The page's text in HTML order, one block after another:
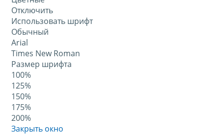
Отключить
Использовать шрифт
Обычный
Arial
Times New Roman
Размер шрифта
100%
125%
150%
175%
200%
Закрыть окно